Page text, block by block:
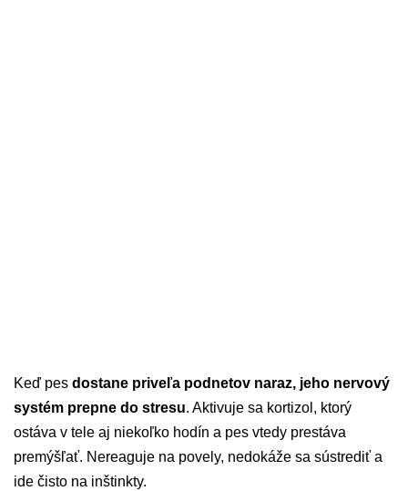
Keď pes dostane priveľa podnetov naraz, jeho nervový
systém prepne do stresu. Aktivuje sa kortizol, ktorý
ostáva v tele aj niekoľko hodín a pes vtedy prestáva
premýšľať. Nereaguje na povely, nedokáže sa sústrediť a
ide čisto na inštinkty.